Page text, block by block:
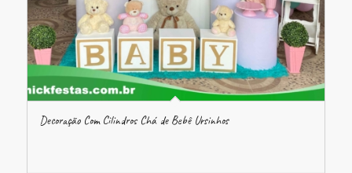
Decoração Com Cilindros Chá de Bebê Ursinhos